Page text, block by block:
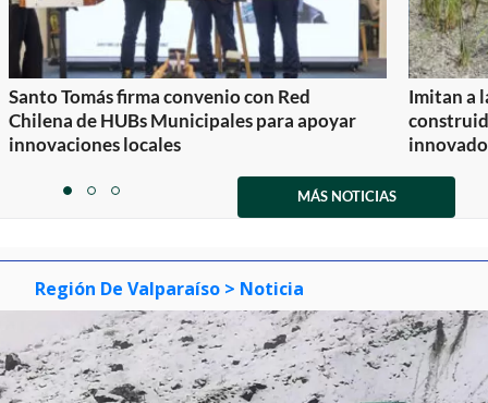
Santo Tomás firma convenio con Red
Chilena de HUBs Municipales para apoyar
innovaciones locales
Imitan a
itemitemitem
MÁS NOTICIAS
Región De Valparaíso > Noticia